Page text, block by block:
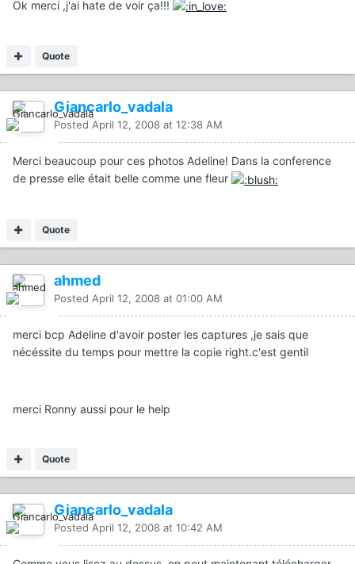
Ok merci ,j'ai hate de voir ça!!!
Quote
Giancarlo_vadala
Posted April 12, 2008 at 12:38 AM
Merci beaucoup pour ces photos Adeline! Dans la conference
de presse elle était belle comme une fleur
Quote
ahmed
Posted April 12, 2008 at 01:00 AM
merci bcp Adeline d'avoir poster les captures ,je sais que
nécéssite du temps pour mettre la copie right.c'est gentil
merci Ronny aussi pour le help
Quote
Giancarlo_vadala
Posted April 12, 2008 at 10:42 AM